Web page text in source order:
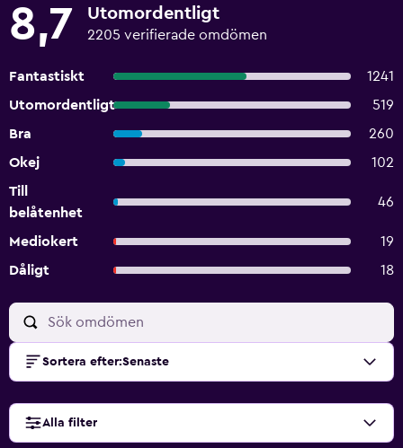
8,7 Utomordentligt
2205 verifierade omdömen
Fantastiskt
1241
Utomordentligt
519
Bra
260
Okej
102
Till
belåtenhet
46
Mediokert
19
Dåligt
18
Sortera efter:Senaste
Alla filter